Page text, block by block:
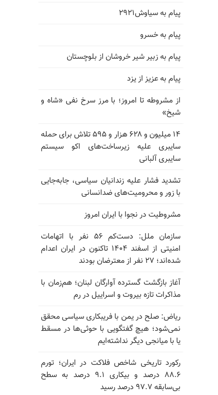
پیام به سیاوش۲۹۲۱
پیام به خسرو
پیام به زبیر شیر خروشان از بلوچستان
پیام به عزیز از یزد
از مشروطه تا امروز؛ با مرز سرخ نفی «شاه و
شیخ»
۱۴ میلیون و ۶۲۸ هزار و ۵۹۵ تلاش برای حمله
سایبری علیه زیرساخت‌های اکو سیستم
سایبری آلبانی
تشدید فشار علیه زندانیان سیاسی، جابه‌جایی
با زور و محرومیت‌های ضدانسانی
مشروطیت در نجوا با ایران امروز
سازمان ملل: دست‌کم ۵۶ نفر با اتهامات
امنیتی از اسفند ۱۴۰۴ تاکنون در ایران اعدام
شده‌اند؛ ۲۷ نفر از معترضان بودند
آغاز بازگشت گسترده آوارگان لبنان؛ هم‌زمان با
مذاکرات تازه بیروت و اسراییل در رم
ریاض: صلح در یمن با فریبکاری سیاسی محقق
نمی‌شود؛ هیچ گفتگویی با حوثی‌ها در مسقط
یا با میانجی دیگر نداشته‌ایم
رکورد تاریخی شاخص فلاکت در ایران؛ تورم
۸۸.۶ درصد و بیکاری ۹.۱ درصد به سطح
بی‌سابقه ۹۷.۷ درصد رسید